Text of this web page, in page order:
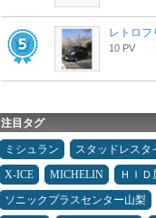
レトロフ
10 PV
注目タグ
ミシュラン スタッドレスタ
X-ICE
MICHELIN ＨＩＤ
ソニックプラスセンター山梨